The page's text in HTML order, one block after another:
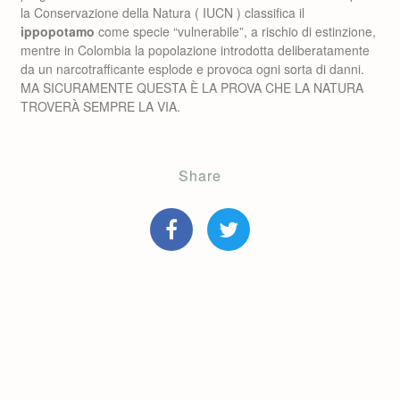
la Conservazione della Natura ( IUCN ) classifica il
ippopotamo come specie “vulnerabile”, a rischio di estinzione,
mentre in Colombia la popolazione introdotta deliberatamente
da un narcotrafficante esplode e provoca ogni sorta di danni.
MA SICURAMENTE QUESTA È LA PROVA CHE LA NATURA
TROVERÀ SEMPRE LA VIA.
Share